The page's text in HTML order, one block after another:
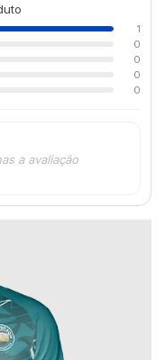
1
0
0
0
0
a avaliação